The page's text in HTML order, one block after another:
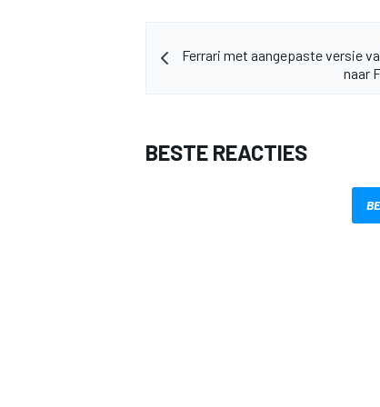
Ferrari met aangepaste versie
naar
BESTE REACTIES